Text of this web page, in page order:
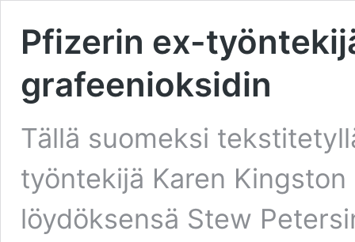
Pfizerin ex-
grafeenioksidin
Tällä suomeksi
työntekijä Karen
löydöksensä Stew